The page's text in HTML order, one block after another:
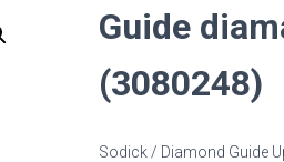
Guide
(3080248)
Sodick / Diamond Guide